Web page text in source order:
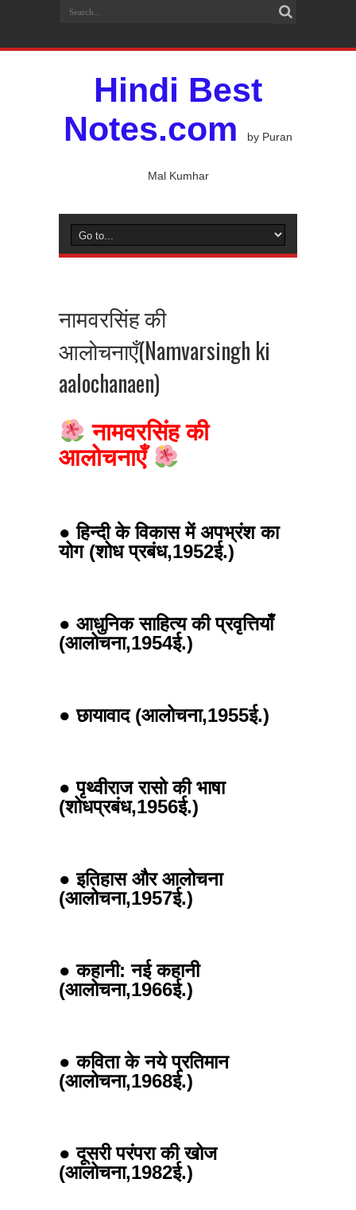
Hindi Best
Notes.com
by Puran
Mal Kumhar
नामवरसिंह की
आलोचनाएँ(Namvarsingh ki
aalochanaen)
नामवरसिंह की
आलोचनाएँ
● हिन्दी के विकास में अपभ्रंश का
योग (शोध प्रबंध,1952ई.)
● आधुनिक साहित्य की प्रवृत्तियाँ
(आलोचना,1954ई.)
● छायावाद (आलोचना,1955ई.)
● पृथ्वीराज रासो की भाषा
(शोधप्रबंध,1956ई.)
● इतिहास और आलोचना
(आलोचना,1957ई.)
● कहानी: नई कहानी
(आलोचना,1966ई.)
● कविता के नये प्रतिमान
(आलोचना,1968ई.)
● दूसरी परंपरा की खोज
(आलोचना,1982ई.)